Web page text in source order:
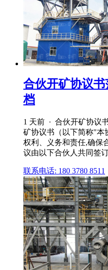
合伙开矿协议
档
1 天前 · 合伙开矿协议
矿协议书（以下简称"本
权利、义务和责任,确保
议由以下合伙人共同签
联系电话: 180 3780 8511